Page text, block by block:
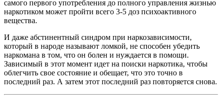
самого первого употребления до полного управления жизнью
наркотиком может пройти всего 3-5 доз психоактивного
вещества.
И даже абстинентный синдром при наркозависимости,
который в народе называют ломкой, не способен убедить
наркомана в том, что он болен и нуждается в помощи.
Зависимый в этот момент идет на поиски наркотика, чтобы
облегчить свое состояние и обещает, что это точно в
последний раз. А затем этот последний раз повторяется снова.